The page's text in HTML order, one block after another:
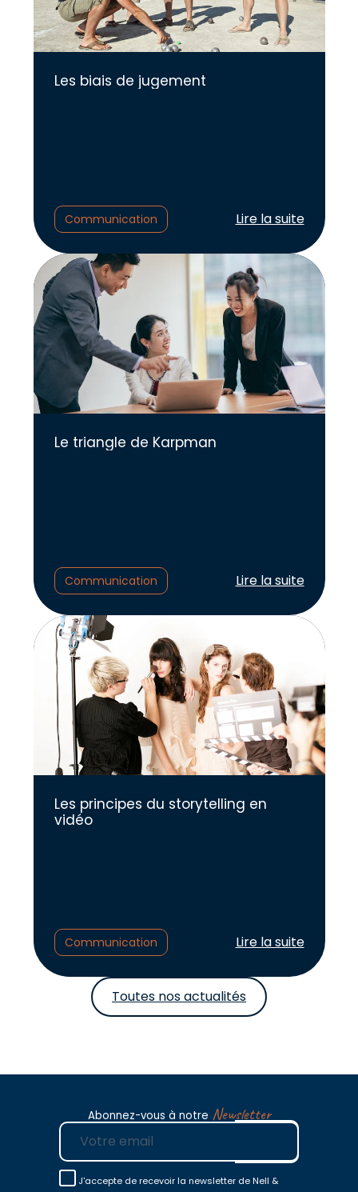
Les biais de jugement
Communication Lire l'article :
Lire la suite
Le triangle de Karpman
Communication Lire l'article :
Lire la suite
Les principes du storytelling en
vidéo
Communication Lire l'article :
Lire la suite
Toutes nos actualités
Abonnez-vous à notre Newsletter
E-mail
J'accepte de recevoir la newsletter de Nell &